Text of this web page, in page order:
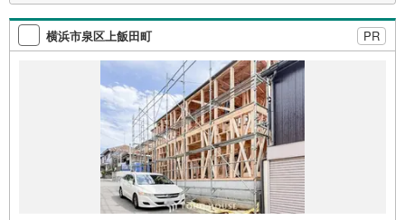
▼ 弊社売主・限定物件も多数あり ▼
・エリア特化の豊富な実績！自社物件も多数取扱あり
・地域密着の豊富な情報量で住まい探しをサポート！
・見学や資料請求はお気軽にどうぞ♪
▼ 他社掲載の物件もまとめてご紹介可 ▼
・効率よく複数を比較見学したい方、お任せください！
・ワンストップで比較検討！資金計画から丁寧に対応します。
▼ まずは話を聞いてみたい方も歓迎 ▼
・資金計画や住宅ローンのご相談のみでもお気軽に♪
▼ しつこい営業はいたしません ▼
・気になること、まずはメールでのお問い合わせでも結構です。
・お気軽にご相談ください！
横浜市泉区上飯田町 PR